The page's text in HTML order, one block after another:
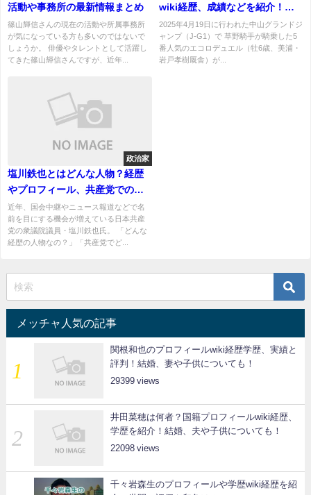
活動や事務所の最新情報まとめ
篠山輝信さんの現在の活動や所属事務所
が気になっている方も多いのではないで
しょうか。 俳優やタレントとして活躍し
てきた篠山輝信さんですが、近年...
wiki経歴、成績などを紹介！エ
コロデュエルで初GⅠ制覇
2025年4月19日に行われた中山グランドジ
ャンプ（J-G1）で 草野騎手が騎乗した5
番人気のエコロデュエル（牡6歳、美浦・
岩戸孝樹厩舎）が...
政治家
塩川鉄也とはどんな人物？経歴
やプロフィール、共産党での役
割をわかりやすく解説
近年、国会中継やニュース報道などで名
前を目にする機会が増えている日本共産
党の衆議院議員・塩川鉄也氏。 「どんな
経歴の人物なの？」「共産党でど...
メッチャ人気の記事
関根和也のプロフィールwiki経歴学歴、実績と
評判！結婚、妻や子供についても！
29399
井田菜穂は何者？国籍プロフィールwiki経歴、
学歴を紹介！結婚、夫や子供についても！
22098
千々岩森生のプロフィールや学歴wiki経歴を紹